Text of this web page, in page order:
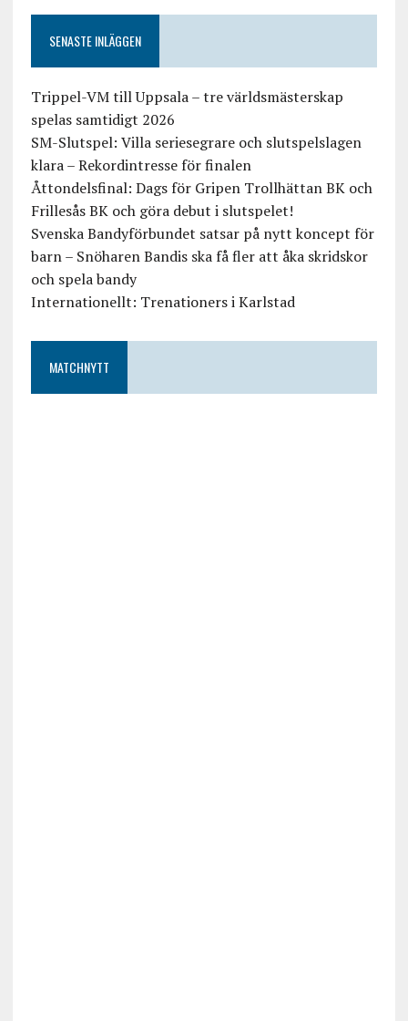
SENASTE INLÄGGEN
Trippel-VM till Uppsala – tre världsmästerskap
spelas samtidigt 2026
SM-Slutspel: Villa seriesegrare och slutspelslagen
klara – Rekordintresse för finalen
Åttondelsfinal: Dags för Gripen Trollhättan BK och
Frillesås BK och göra debut i slutspelet!
Svenska Bandyförbundet satsar på nytt koncept för
barn – Snöharen Bandis ska få fler att åka skridskor
och spela bandy
Internationellt: Trenationers i Karlstad
MATCHNYTT